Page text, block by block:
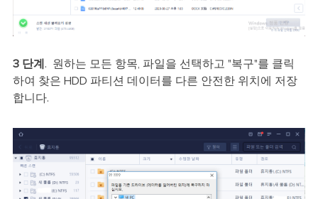
3 단계 . 원하는 모든 항목, 파일을 선택하고 "복구"를 클릭
하여 찾은 HDD 파티션 데이터를 다른 안전한 위치에 저장
합니다.